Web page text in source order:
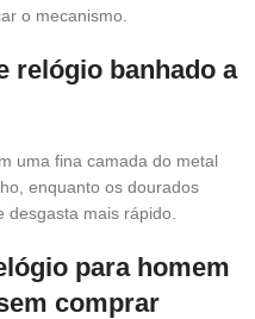
o mecanismo.
relógio banhado a
uma fina camada do metal
enquanto os dourados
mais rápido.
para homem
comprar